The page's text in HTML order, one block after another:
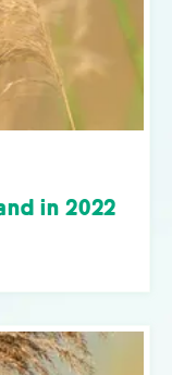
in 2022